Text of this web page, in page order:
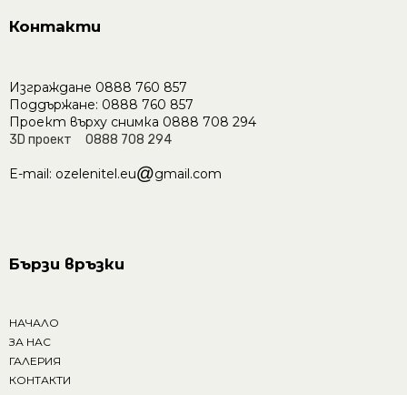
Контакти
Изграждане 0888 760 857
Поддържане: 0888 760 857
Проект върху снимка 0888 708 294
3D проект 0888 708 294
E-mail: ozelenitel.eu gmail.com
Бързи връзки
НАЧАЛО
ЗА НАС
ГАЛЕРИЯ
КОНТАКТИ